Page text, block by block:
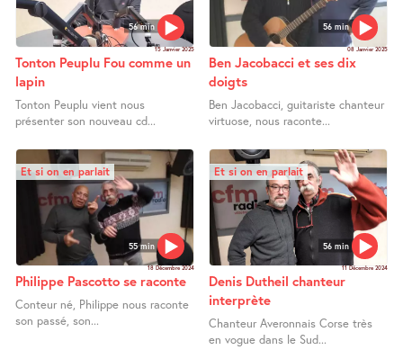
56 min
15 Janvier 2025
Tonton Peuplu Fou comme un
lapin
Tonton Peuplu vient nous
présenter son nouveau cd...
56 min
08 Janvier 2025
Ben Jacobacci et ses dix
doigts
Ben Jacobacci, guitariste chanteur
virtuose, nous raconte...
55 min
Et si on en parlait
18 Décembre 2024
Philippe Pascotto se raconte
Conteur né, Philippe nous raconte
son passé, son...
56 min
Et si on en parlait
11 Décembre 2024
Denis Dutheil chanteur
interprète
Chanteur Averonnais Corse très
en vogue dans le Sud...